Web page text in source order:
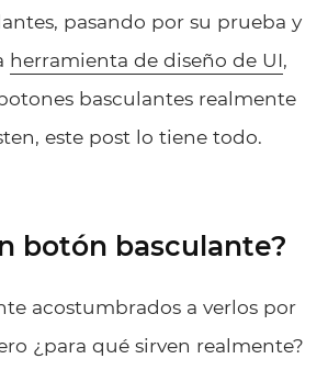
pasando por su prueba y
herramienta de diseño de UI,
basculantes realmente
este post lo tiene todo.
botón basculante?
acostumbrados a verlos por
¿para qué sirven realmente?